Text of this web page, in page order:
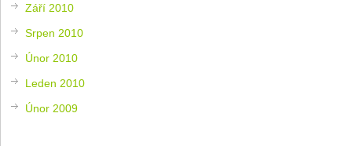
Září 2010
Srpen 2010
Únor 2010
Leden 2010
Únor 2009